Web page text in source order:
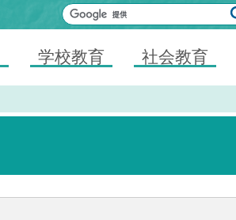
学校教育 社会教育